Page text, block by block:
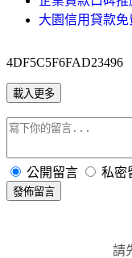
大園信用貸款
4DF5C5F6FAD23496
載入更多
公開留言 私密
發佈留言
請